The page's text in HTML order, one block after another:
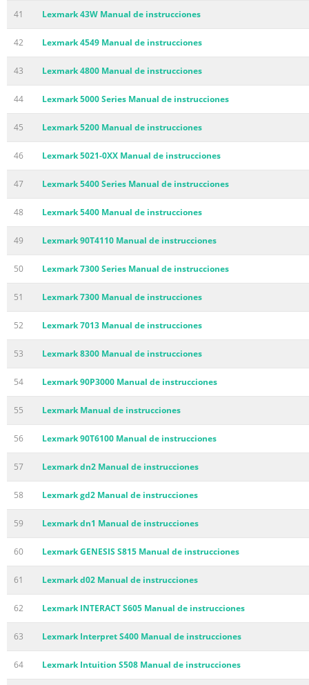
41 Lexmark 43W Manual de instrucciones
42 Lexmark 4549 Manual de instrucciones
43 Lexmark 4800 Manual de instrucciones
44 Lexmark 5000 Series Manual de instrucciones
45 Lexmark 5200 Manual de instrucciones
46 Lexmark 5021-0XX Manual de instrucciones
47 Lexmark 5400 Series Manual de instrucciones
48 Lexmark 5400 Manual de instrucciones
49 Lexmark 90T4110 Manual de instrucciones
50 Lexmark 7300 Series Manual de instrucciones
51 Lexmark 7300 Manual de instrucciones
52 Lexmark 7013 Manual de instrucciones
53 Lexmark 8300 Manual de instrucciones
54 Lexmark 90P3000 Manual de instrucciones
55 Lexmark Manual de instrucciones
56 Lexmark 90T6100 Manual de instrucciones
57 Lexmark dn2 Manual de instrucciones
58 Lexmark gd2 Manual de instrucciones
59 Lexmark dn1 Manual de instrucciones
60 Lexmark GENESIS S815 Manual de instrucciones
61 Lexmark d02 Manual de instrucciones
62 Lexmark INTERACT S605 Manual de instrucciones
63 Lexmark Interpret S400 Manual de instrucciones
64 Lexmark Intuition S508 Manual de instrucciones